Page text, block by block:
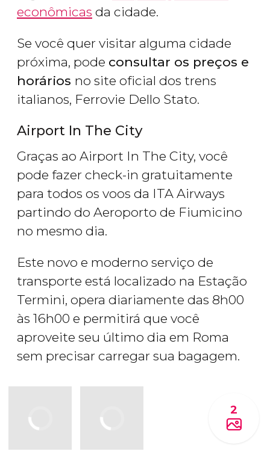
econômicas da cidade.
Se você quer visitar alguma cidade
próxima, pode consultar os preços e
horários no site oficial dos trens
italianos, Ferrovie Dello Stato.
Airport In The City
Graças ao Airport In The City, você
pode fazer check-in gratuitamente
para todos os voos da ITA Airways
partindo do Aeroporto de Fiumicino
no mesmo dia.
Este novo e moderno serviço de
transporte está localizado na Estação
Termini, opera diariamente das 8h00
às 16h00 e permitirá que você
aproveite seu último dia em Roma
sem precisar carregar sua bagagem.
2